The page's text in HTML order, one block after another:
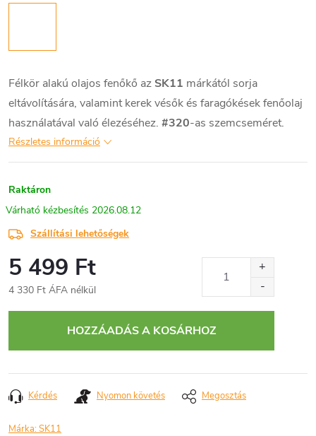
Félkör alakú olajos fenőkő az SK11 márkától sorja
eltávolítására, valamint kerek vésők és faragókések fenőolaj
használatával való élezéséhez. #320-as szemcseméret.
Részletes információ
Raktáron
2026.08.12
Szállítási lehetőségek
5 499 Ft
4 330 Ft ÁFA nélkül
HOZZÁADÁS A KOSÁRHOZ
Kérdés Nyomon követés Megosztás
Márka:SK11